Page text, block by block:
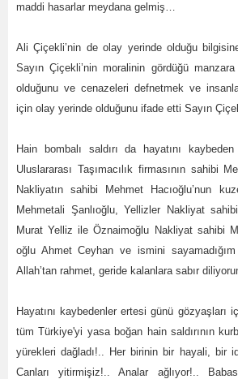
maddi hasarlar meydana gelmiş…
Ali Çiçekli’nin de olay yerinde olduğu
Sayın Çiçekli’nin moralinin gördüğü manzara
olduğunu ve cenazeleri defnetmek ve
için olay yerinde olduğunu ifade etti Sayın
Hain bombalı saldırı da hayatını
Uluslararası Taşımacılık firmasının sahibi
Nakliyatın sahibi Mehmet Hacıoğlu’nun
Mehmetali Şanlıoğlu, Yellizler Nakliyat
Murat Yelliz ile Öznaimoğlu Nakliyat sahibi
oğlu Ahmet Ceyhan ve ismini sayamadığım
Allah’tan rahmet, geride kalanlara sabır
Hayatını kaybedenler ertesi günü gözyaşları
tüm Türkiye'yi yasa boğan hain saldırının
yürekleri dağladı!.. Her birinin bir hayali, bir
Canları yitirmişiz!.. Analar ağlıyor!..